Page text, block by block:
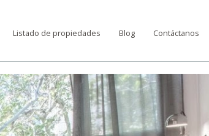
Listado de propiedades Blog Contáctanos